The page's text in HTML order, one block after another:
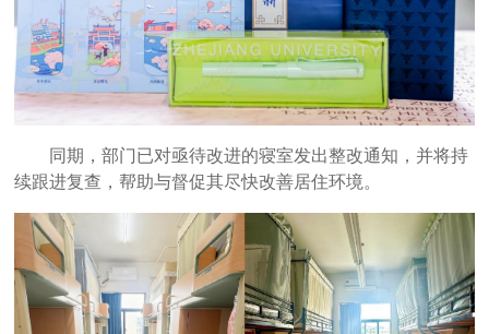
同期，部门已对亟待改进的寝室发出整改通知，并将持
续跟进复查，帮助与督促其尽快改善居住环境。